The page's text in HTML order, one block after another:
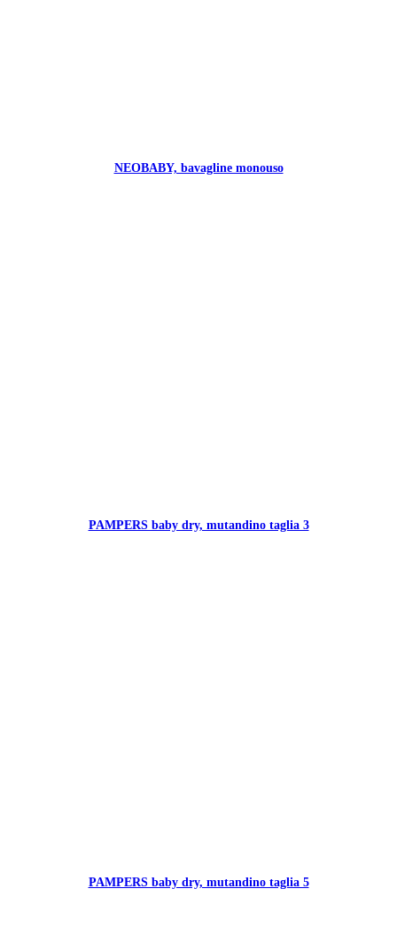
NEOBABY, bavagline monouso
PAMPERS baby dry, mutandino taglia 3
PAMPERS baby dry, mutandino taglia 5